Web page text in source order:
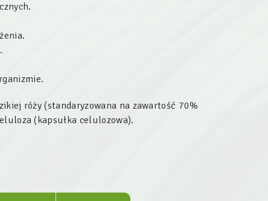
róży (standaryzowana na zawartość 70%
(kapsułka celulozowa).